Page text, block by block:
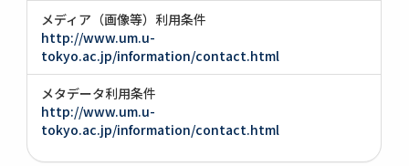
メディア（画像等）利用条件
http://www.um.u-
tokyo.ac.jp/information/contact.html
メタデータ利用条件
http://www.um.u-
tokyo.ac.jp/information/contact.html